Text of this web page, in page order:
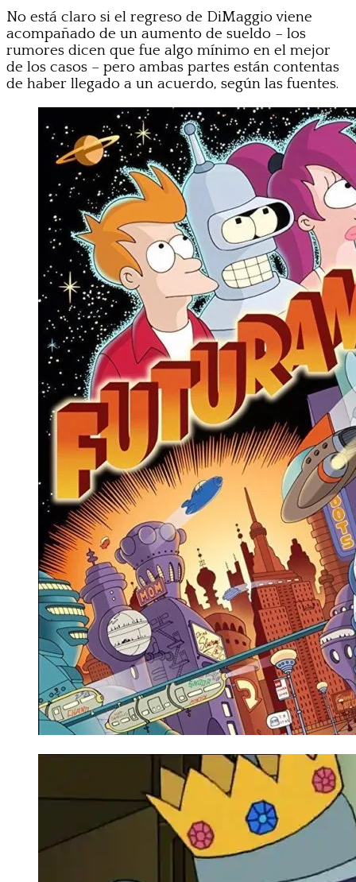
No está claro si el regreso de DiMaggio viene
acompañado de un aumento de sueldo – los
rumores dicen que fue algo mínimo en el mejor
de los casos – pero ambas partes están contentas
de haber llegado a un acuerdo, según las fuentes.